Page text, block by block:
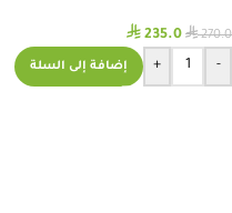
⃁270.0
⃁ 235.0
-
+ إضافة إلى السلة